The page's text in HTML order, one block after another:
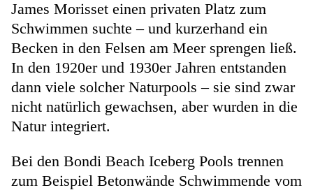
James Morisset einen privaten Platz zum
Schwimmen suchte – und kurzerhand ein
Becken in den Felsen am Meer sprengen ließ.
In den 1920er und 1930er Jahren entstanden
dann viele solcher Naturpools – sie sind zwar
nicht natürlich gewachsen, aber wurden in die
Natur integriert.
Bei den Bondi Beach Iceberg Pools trennen
zum Beispiel Betonwände Schwimmende vom